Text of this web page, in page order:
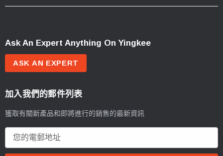
Ask An Expert Anything On Yingkee
ASK AN EXPERT
加入我們的郵件列表
獲取有關新產品和即將進行的銷售的最新資訊
郵